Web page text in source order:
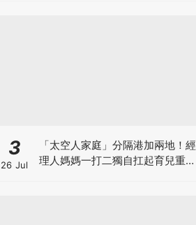
3
26 Jul
「太空人家庭」分隔港加兩地！經
理人媽媽一打二獨自扛起育兒重